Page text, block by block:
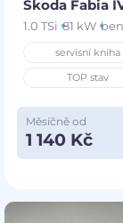
Škoda Fabia
1.0 TSi 81 kW
servisní kniha
TOP stav
Měsíčně od
1 140 Kč